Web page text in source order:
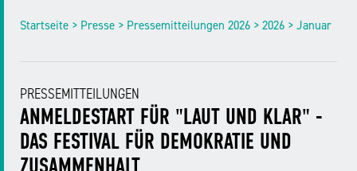
Startseite > Presse > Pressemitteilungen 2026 > 2026 > Januar
PRESSEMITTEILUNGEN
ANMELDESTART FÜR "LAUT UND KLAR" -
DAS FESTIVAL FÜR DEMOKRATIE UND